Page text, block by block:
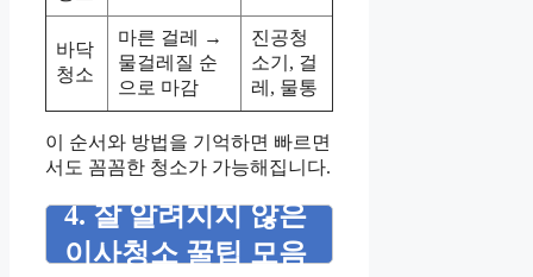
바닥
청소
마른 걸레 →
물걸레질 순
으로 마감
진공청
소기, 걸
레, 물통
이 순서와 방법을 기억하면 빠르면
서도 꼼꼼한 청소가 가능해집니다.
4. 잘 알려지지 않은
이사청소 꿀팁 모음